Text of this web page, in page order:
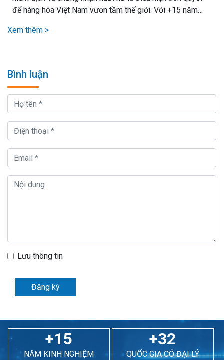
để hàng hóa Việt Nam vươn tầm thế giới. Với +15 năm
tôi cam kết mang lại giải pháp vận chuyển hiệu quả nhất,.
Xem thêm >
Bình luận
Lưu thông tin
Đăng ký
+15
NĂM KINH NGHIỆM
+32
QUỐC GIA CÓ ĐẠI LÝ